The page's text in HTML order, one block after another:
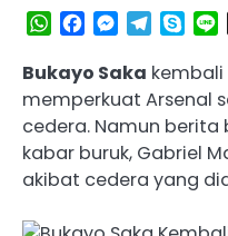
WhatsApp
Facebook
Messenger
Bukayo Saka
memperkuat Arsenal
cedera. Namun berita
kabar buruk, Gabriel
akibat cedera yang